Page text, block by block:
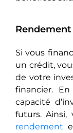
Si vous
un crédit,
de votre
financier.
capacité
futurs. Ainsi,
rendement